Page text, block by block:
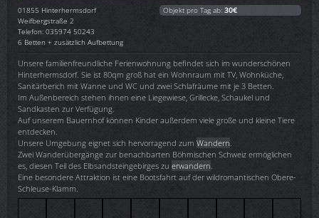
01855 Hinterhermsdorf
Weifbergstraße 2
Telefon: 035974 50243
6 Betten + zusätzlich Aufbettung
Objekt pro Tag ab: 30€
Unsere familienfreundliche Ferienwohnung befindet sich im wunderschönen
Hinterhermsdorf. Sie ist 80qm groß hat ein Wohnraum mit TV, Wohnküche,
Sanitärberich mit Wanne und WC und zwei Schlafräume mit je 3 Betten.
Im Außenbereich stehen ihnen eine Liegewiese, Grillecke, Schaukel und
Sandkasten zur Verfügung.
Auf unserem Bauernhof können Kinder außerdem viele große und kleine Tiere
entdecken.
Unsere Umgebung eignet sich hervorragend zum Wandern
Zwei Wanderübergänge zur benachbarten Böhmischen Schweiz ermöglichen
es, diesen Teil des Elbsandsteingebirges zu erwandern
Eine besondere Attraktion ist eine Bootsfahrt auf der wildromantischen Obere-
Schleuse-Klamm.